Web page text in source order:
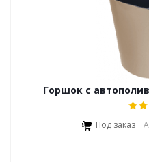
Горшок с
Под заказ